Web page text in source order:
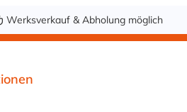
Werksverkauf & Abholung möglich